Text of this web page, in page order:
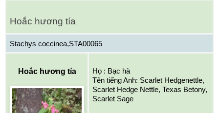
Hoắc hương tía
Stachys coccinea,STA00065
Hoắc hương tía
Họ : Bạc hà
Tên tiếng Anh: Scarlet Hedgenettle,
Scarlet Hedge Nettle, Texas Betony,
Scarlet Sage